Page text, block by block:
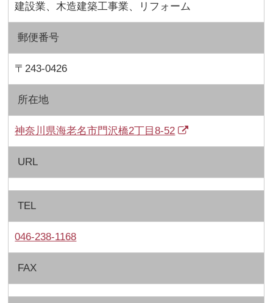
建設業、木造建築工事業、リフォーム
郵便番号
〒243-0426
所在地
神奈川県海老名市門沢橋2丁目8-52
URL
TEL
046-238-1168
FAX